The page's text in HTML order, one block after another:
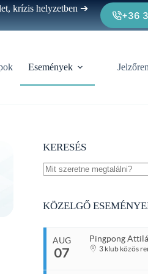
krízis helyzetben ➔
+36
Események
KERESÉS
KÖZELGŐ
AUG
07
Pingpong
3 klub közös